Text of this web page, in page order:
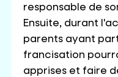
responsable de
Ensuite, durant
parents ayant
francisation
apprises et faire